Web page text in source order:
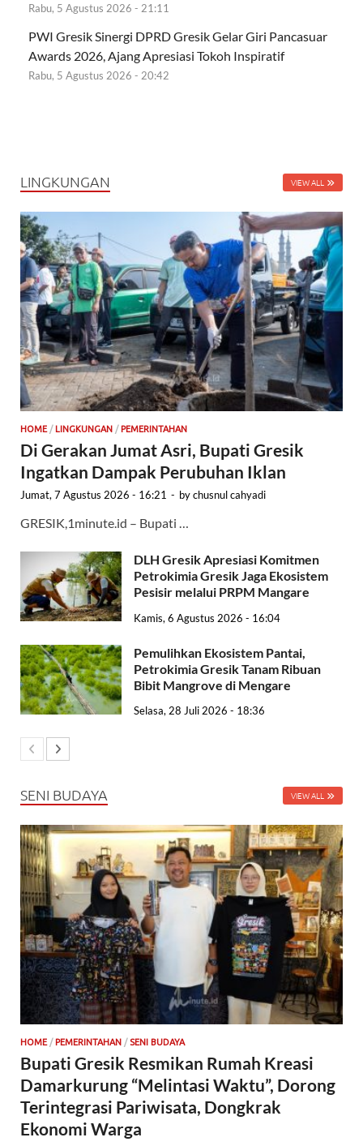
Rabu, 5 Agustus 2026 - 21:11
PWI Gresik Sinergi DPRD Gresik Gelar Giri Pancasuar
Awards 2026, Ajang Apresiasi Tokoh Inspiratif
Rabu, 5 Agustus 2026 - 20:42
LINGKUNGAN VIEW ALL
HOME / LINGKUNGAN / PEMERINTAHAN
Di Gerakan Jumat Asri, Bupati Gresik
Ingatkan Dampak Perubuhan Iklan
Jumat, 7 Agustus 2026 - 16:21 - bychusnul cahyadi
GRESIK,1minute.id – Bupati …
DLH Gresik Apresiasi Komitmen
Petrokimia Gresik Jaga Ekosistem
Pesisir melalui PRPM Mangare
Kamis, 6 Agustus 2026 - 16:04
Pemulihkan Ekosistem Pantai,
Petrokimia Gresik Tanam Ribuan
Bibit Mangrove di Mengare
Selasa, 28 Juli 2026 - 18:36
SENI BUDAYA VIEW ALL
HOME / PEMERINTAHAN / SENI BUDAYA
Bupati Gresik Resmikan Rumah Kreasi
Damarkurung “Melintasi Waktu”, Dorong
Terintegrasi Pariwisata, Dongkrak
Ekonomi Warga